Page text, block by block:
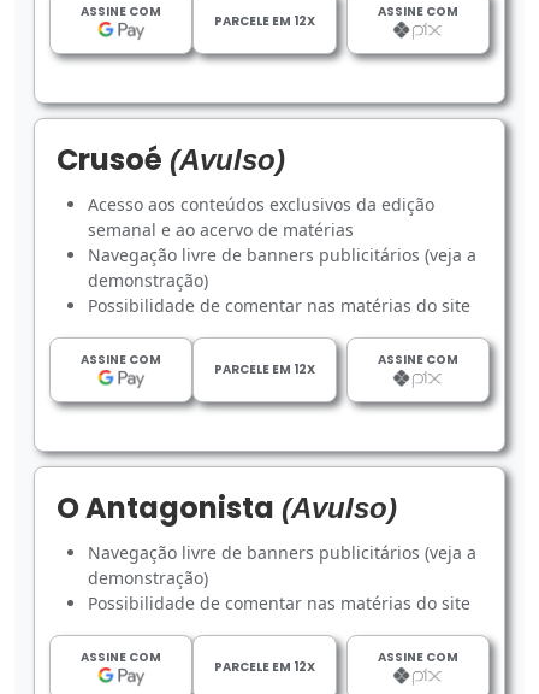
ASSINE COM
PARCELE EM 12X
ASSINE COM
Crusoé (Avulso)
Acesso aos conteúdos exclusivos da edição
semanal e ao acervo de matérias
Navegação livre de banners publicitários (veja a
demonstração)
Possibilidade de comentar nas matérias do site
ASSINE COM
PARCELE EM 12X
ASSINE COM
O Antagonista (Avulso)
Navegação livre de banners publicitários (veja a
demonstração)
Possibilidade de comentar nas matérias do site
ASSINE COM
PARCELE EM 12X
ASSINE COM